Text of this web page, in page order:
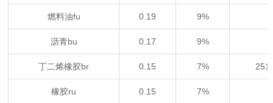
燃料油fu 0.19 9%
沥青bu 0.17 9%
丁二烯橡胶br 0.15 7%
橡胶ru 0.15 7%